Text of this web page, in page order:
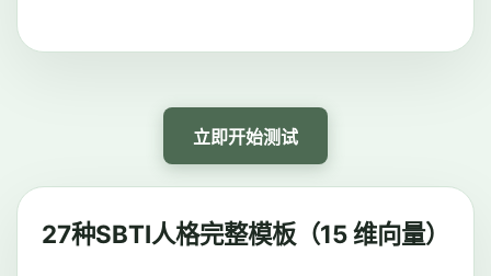
立即开始测试
27种SBTI人格完整模板（15 维向量）